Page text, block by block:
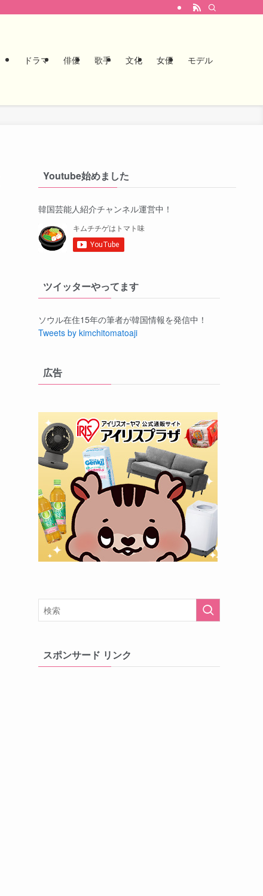
ドラマ 俳優 歌手 文化 女優 モデル
Youtube始めました
韓国芸能人紹介チャンネル運営中！
ツイッターやってます
ソウル在住15年の筆者が韓国情報を発信中！
Tweets by kimchitomatoaji
広告
スポンサード リンク